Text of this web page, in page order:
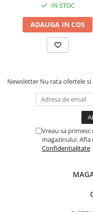
Imprimante de format
Imprimante Foto
Imprimante Inkjet
Scannere
Accesorii switch-uri
Access Points & Range
IN STOC
ADAUGA IN COS
Newsletter Nu rata ofertele
Vreau sa
magazinului.
Confidentialitate